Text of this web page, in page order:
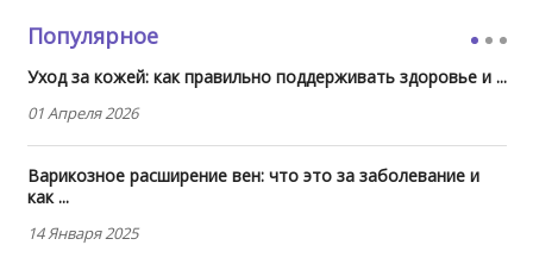
Популярное
Уход за кожей: как правильно поддерживать здоровье и ...
01 Апреля 2026
Варикозное расширение вен: что это за заболевание и
как ...
14 Января 2025